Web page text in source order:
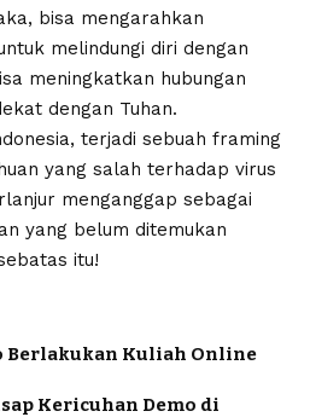
bisa mengarahkan
melindungi diri dengan
meningkatkan hubungan
dengan Tuhan.
terjadi sebuah framing
yang salah terhadap virus
menganggap sebagai
yang belum ditemukan
itu!
Berlakukan Kuliah Online
Kericuhan Demo di